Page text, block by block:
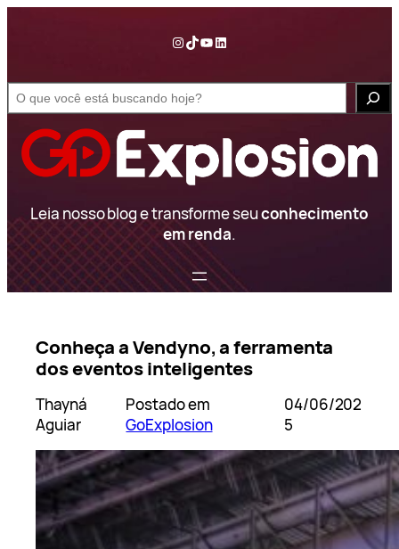
conteúdo
InstagramTikTok YouTube LinkedIn
e
Leia nosso blog e transforme seuconhecimento
em renda.
Conheça a Vendyno, a ferramenta
dos eventos inteligentes
Thayná
Aguiar
Postado em
GoExplosion
04/06/202
5